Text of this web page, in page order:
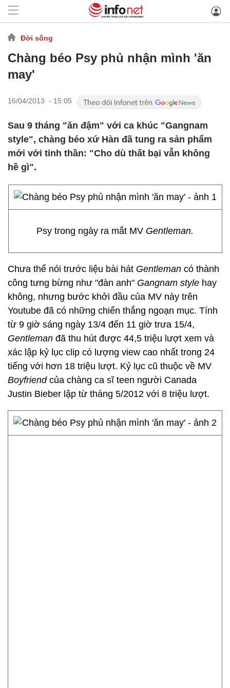
Đời sống
Chàng béo Psy phủ nhận mình 'ăn
may'
16/04/2013 - 15:05
Sau 9 tháng "ăn đậm" với ca khúc "Gangnam
style", chàng béo xứ Hàn đã tung ra sản phẩm
mới với tinh thần: "Cho dù thất bại vẫn không
hề gì".
Psy trong ngày ra mắt MV Gentleman.
Chưa thể nói trước liệu bài hát Gentleman có thành
công tưng bừng như "đàn anh" Gangnam style hay
không, nhưng bước khởi đầu của MV này trên
Youtube đã có những chiến thắng ngoạn mục. Tính
từ 9 giờ sáng ngày 13/4 đến 11 giờ trưa 15/4,
Gentleman đã thu hút được 44,5 triệu lượt xem và
xác lập kỷ lục clip có lượng view cao nhất trong 24
tiếng với hơn 18 triệu lượt. Kỷ lục cũ thuộc về MV
Boyfriendcủa chàng ca sĩ teen người Canada
Justin Bieber lập từ tháng 5/2012 với 8 triệu lượt.